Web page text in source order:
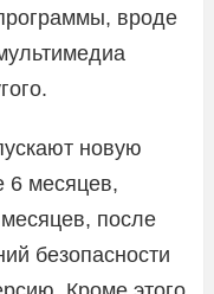
вроде
новую
6 месяцев,
после
безопасности